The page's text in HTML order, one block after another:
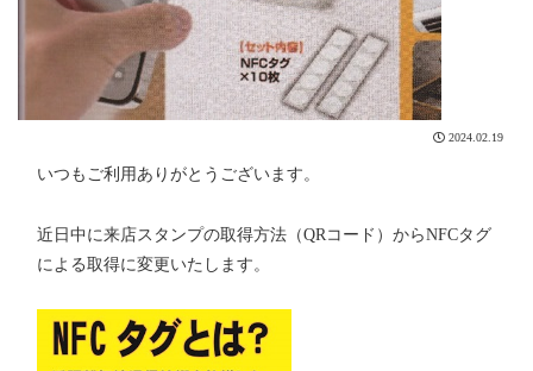
2024.02.19
いつもご利用ありがとうございます。
近日中に来店スタンプの取得方法（QRコード）からNFCタグ
による取得に変更いたします。